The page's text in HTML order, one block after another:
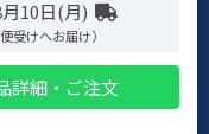
10日(月)
受けへお届け）
詳細・ご注文